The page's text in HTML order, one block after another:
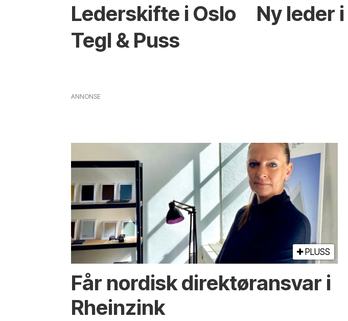
Lederskifte i Oslo
Tegl & Puss
Ny leder i
ANNONSE
PLUSS
Får nordisk direktør­ansvar i
Rheinzink